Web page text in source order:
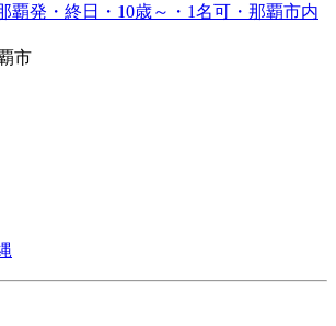
覇発・終日・10歳～・1名可・那覇市内
市